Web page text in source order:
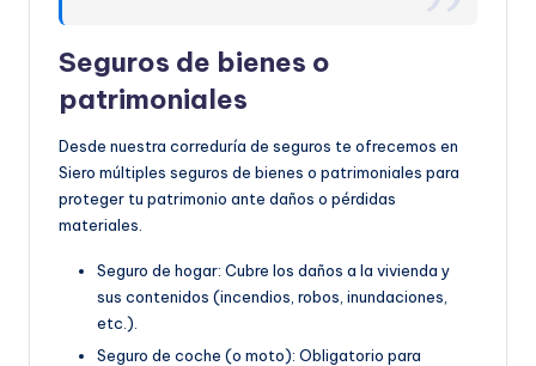
Seguros de bienes o
patrimoniales
Desde nuestra correduría de seguros te ofrecemos en
Siero múltiples seguros de bienes o patrimoniales para
proteger tu patrimonio ante daños o pérdidas
materiales.
Seguro de hogar: Cubre los daños a la vivienda y
sus contenidos (incendios, robos, inundaciones,
etc.).
Seguro de coche (o moto): Obligatorio para